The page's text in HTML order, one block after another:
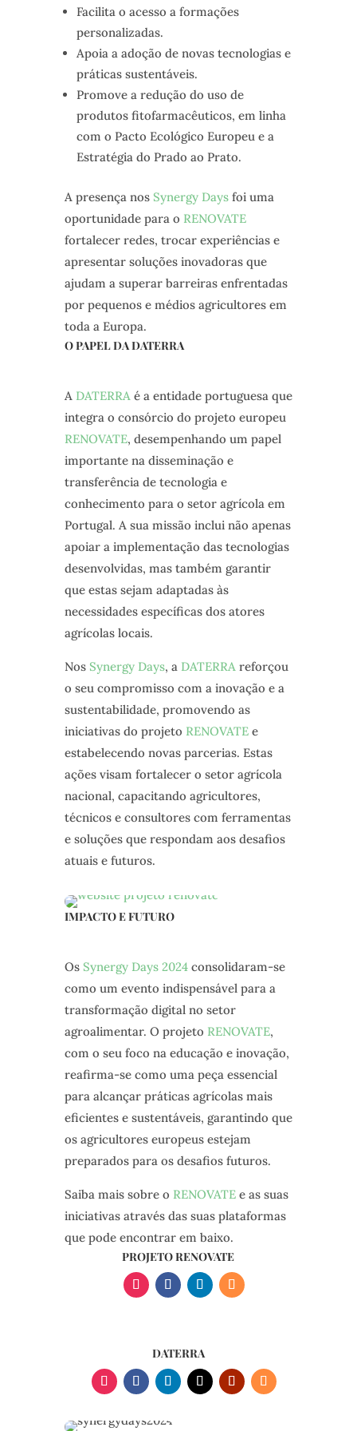
Facilita o acesso a formações
personalizadas.
Apoia a adoção de novas tecnologias e
práticas sustentáveis.
Promove a redução do uso de
produtos fitofarmacêuticos, em linha
com o Pacto Ecológico Europeu e a
Estratégia do Prado ao Prato.
A presença nos Synergy Daysfoi uma
oportunidade para o RENOVATE
fortalecer redes, trocar experiências e
apresentar soluções inovadoras que
ajudam a superar barreiras enfrentadas
por pequenos e médios agricultores em
toda a Europa.
O PAPEL DA DATERRA
A DATERRAé a entidade portuguesa que
integra o consórcio do projeto europeu
RENOVATE, desempenhando um papel
importante na disseminação e
transferência de tecnologia e
conhecimento para o setor agrícola em
Portugal. A sua missão inclui não apenas
apoiar a implementação das tecnologias
desenvolvidas, mas também garantir
que estas sejam adaptadas às
necessidades específicas dos atores
agrícolas locais.
Nos Synergy Days, a DATERRAreforçou
o seu compromisso com a inovação e a
sustentabilidade, promovendo as
iniciativas do projeto RENOVATEe
estabelecendo novas parcerias. Estas
ações visam fortalecer o setor agrícola
nacional, capacitando agricultores,
técnicos e consultores com ferramentas
e soluções que respondam aos desafios
atuais e futuros.
IMPACTO E FUTURO
Os Synergy Days 2024consolidaram-se
como um evento indispensável para a
transformação digital no setor
agroalimentar. O projeto RENOVATE,
com o seu foco na educação e inovação,
reafirma-se como uma peça essencial
para alcançar práticas agrícolas mais
eficientes e sustentáveis, garantindo que
os agricultores europeus estejam
preparados para os desafios futuros.
Saiba mais sobre o RENOVATEe as suas
iniciativas através das suas plataformas
que pode encontrar em baixo.
PROJETO RENOVATE
DATERRA